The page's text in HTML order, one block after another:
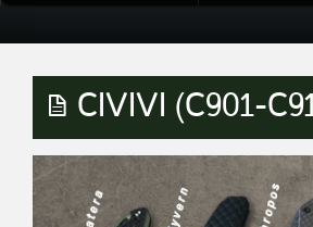
CIVIVI (C901-